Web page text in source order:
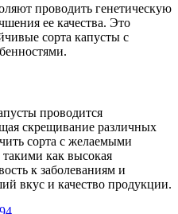
проводить генетическую
ее качества. Это
сорта капусты с
проводится
скрещивание различных
сорта с желаемыми
как высокая
к заболеваниям и
вкус и качество продукции.